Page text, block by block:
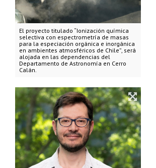
El proyecto titulado “Ionización química
selectiva con espectrometría de masas
para la especiación orgánica e inorgánica
en ambientes atmosféricos de Chile”, será
alojada en las dependencias del
Departamento de Astronomía en Cerro
Calán.